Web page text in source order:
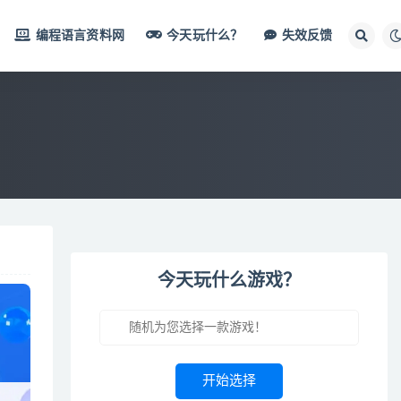
编程语言资料网 今天玩什么？ 失效反馈
今天玩什么游戏？
开始选择